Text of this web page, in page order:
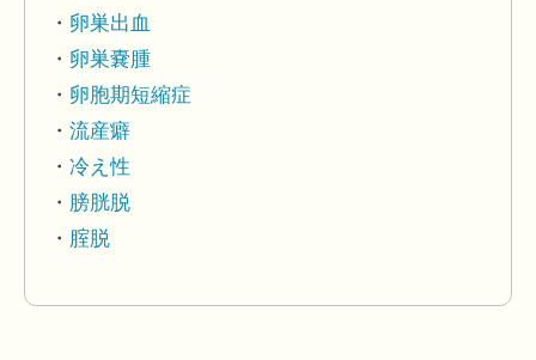
卵巣出血
卵巣嚢腫
卵胞期短縮症
流産癖
冷え性
膀胱脱
腟脱